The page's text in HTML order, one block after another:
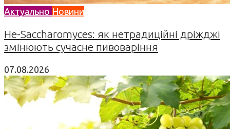
Актуально Новини
Не-Saccharomyces: як нетрадиційні дріжджі
змінюють сучасне пивоваріння
07.08.2026